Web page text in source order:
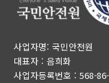
사업자명: 국민안전원
대표자 : 음희화
사업자등록번호 : 568-